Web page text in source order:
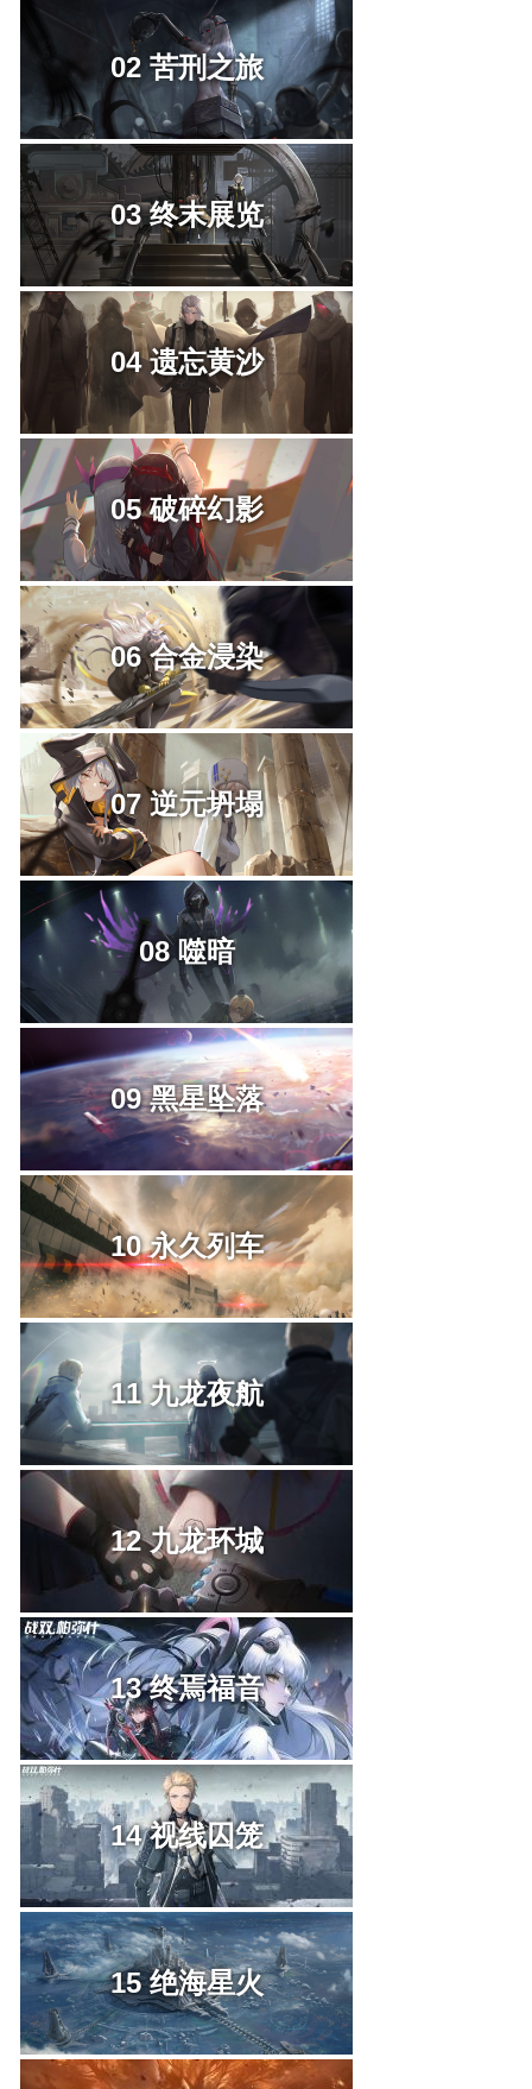
02 苦刑之旅
03 终末展览
04 遗忘黄沙
05 破碎幻影
06 合金浸染
07 逆元坍塌
08 噬暗
09 黑星坠落
10 永久列车
11 九龙夜航
12 九龙环城
13 终焉福音
14 视线囚笼
15 绝海星火